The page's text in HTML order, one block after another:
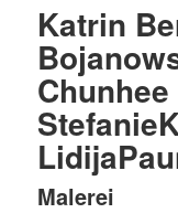
Katrin
Malerei